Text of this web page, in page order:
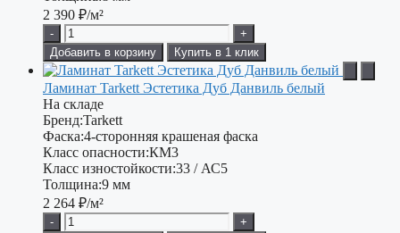
2 390 ₽/м²
-
+
Добавить в корзину
Купить в 1 клик
Ламинат Tarkett Эстетика Дуб Данвиль белый
На складе
Бренд:Tarkett
Фаска:4-сторонняя крашеная фаска
Класс опасности:КМ3
Класс изностойкости:33 / АС5
Толщина:9 мм
2 264 ₽/м²
-
+